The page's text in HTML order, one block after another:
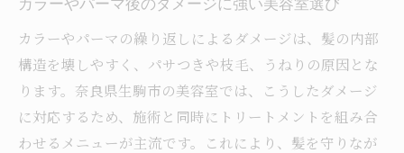
カラーやパーマの繰り返しによるダメージは、髪の内部
構造を壊しやすく、パサつきや枝毛、うねりの原因とな
ります。奈良県生駒市の美容室では、こうしたダメージ
に対応するため、施術と同時にトリートメントを組み合
わせるメニューが主流です。これにより、髪を守りなが